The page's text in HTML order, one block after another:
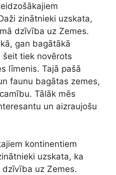
zinātnieki uzskata,
dzīvība uz Zemes.
gan bagātākā
šeit tiek novērots
līmenis. Tajā pašā
faunu bagātas zemes,
Tālāk mēs
un aizraujošu
kontinentiem
uzskata, ka
uz Zemes.